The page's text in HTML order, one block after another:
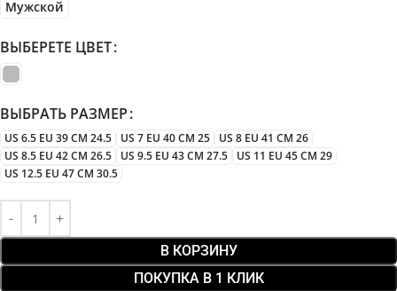
Мужской
ВЫБЕРЕТЕ ЦВЕТ
ВЫБРАТЬ РАЗМЕР
US 6.5 EU 39 CM 24.5 US 7 EU 40 CM 25
US 8 EU 41 CM 26
US 8.5 EU 42 CM 26.5
US 9.5 EU 43 CM 27.5
US 11 EU 45 CM 29
US 12.5 EU 47 CM 30.5
В КОРЗИНУ
ПОКУПКА В 1 КЛИК